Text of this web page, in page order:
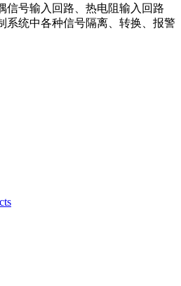
信号输入回路、热电阻输入回路
系统中各种信号隔离、转换、报警